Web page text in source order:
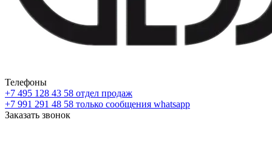
Телефоны
+7 495 128 43 58 отдел продаж
+7 991 291 48 58 только сообщения whatsapp
Заказать звонок